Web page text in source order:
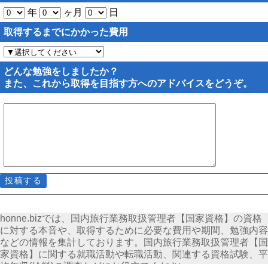
年
ヶ月
日
取得するまでにかかった費用
どんな勉強をしましたか？
また、これから取得を目指す方へのアドバイスをどうぞ。
honne.bizでは、国内旅行業務取扱管理者【国家資格】の資格
に対する本音や、取得するために必要な費用や期間、勉強内容
などの情報を集計しております。国内旅行業務取扱管理者【国
家資格】に関する就職活動や転職活動、関連する資格試験、平